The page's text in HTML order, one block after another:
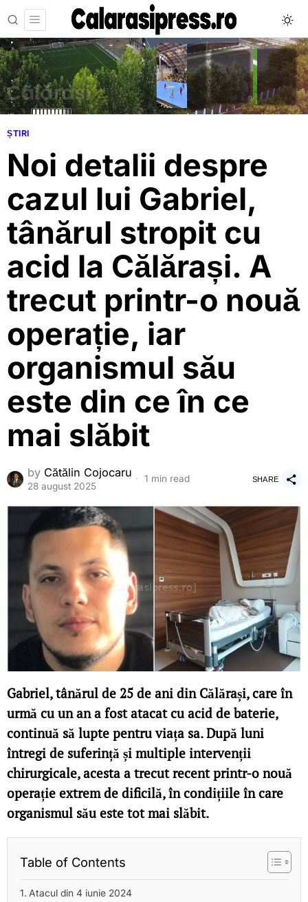
ȘTIRI
Noi detalii despre
cazul lui Gabriel,
tânărul stropit cu
acid la Călărași. A
trecut printr-o nouă
operație, iar
organismul său
este din ce în ce
mai slăbit
by Cătălin Cojocaru
28 august 2025
1 min read SHARE
Gabriel, tânărul de 25 de ani din Călărași, care în
urmă cu un an a fost atacat cu acid de baterie,
continuă să lupte pentru viața sa. După luni
întregi de suferință și multiple intervenții
chirurgicale, acesta a trecut recent printr-o nouă
operație extrem de dificilă, în condițiile în care
organismul său este tot mai slăbit.
Table of Contents
Atacul din 4 iunie 2024